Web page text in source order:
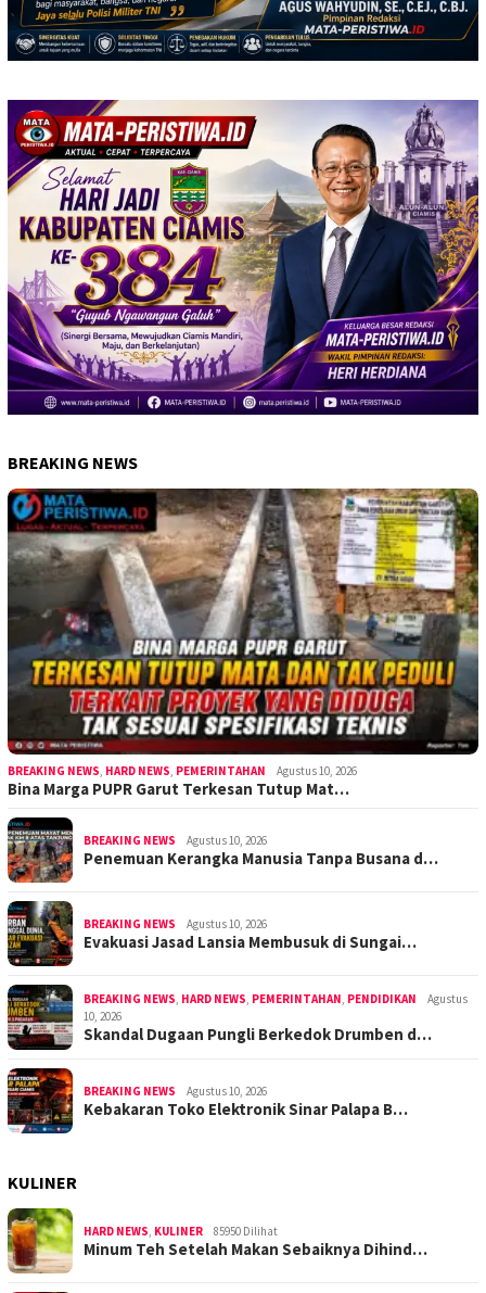
BREAKING NEWS
BREAKING NEWS, HARD NEWS, PEMERINTAHAN Agustus 10, 2026
Bina Marga PUPR Garut Terkesan Tutup Mat…
BREAKING NEWS Agustus 10, 2026
Penemuan Kerangka Manusia Tanpa Busana d…
BREAKING NEWS Agustus 10, 2026
Evakuasi Jasad Lansia Membusuk di Sungai…
BREAKING NEWS, HARD NEWS, PEMERINTAHAN, PENDIDIKAN
Agustus
10, 2026
Skandal Dugaan Pungli Berkedok Drumben d…
BREAKING NEWS Agustus 10, 2026
Kebakaran Toko Elektronik Sinar Palapa B…
KULINER
HARD NEWS, KULINER 85950 Dilihat
Minum Teh Setelah Makan Sebaiknya Dihind…